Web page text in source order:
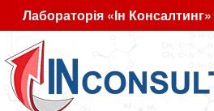
Лабораторія «Ін Консалтинг»